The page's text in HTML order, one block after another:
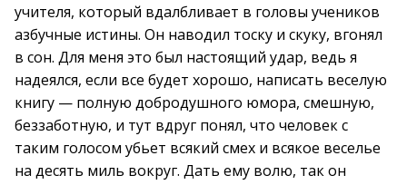
учителя, который вдалбливает в головы учеников
азбучные истины. Он наводил тоску и скуку, вгонял
в сон. Для меня это был настоящий удар, ведь я
надеялся, если все будет хорошо, написать веселую
книгу — полную добродушного юмора, смешную,
беззаботную, и тут вдруг понял, что человек с
таким голосом убьет всякий смех и всякое веселье
на десять миль вокруг. Дать ему волю, так он